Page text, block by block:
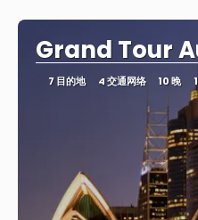
Grand Tour
7 目的地 4 交通网络 10 晚